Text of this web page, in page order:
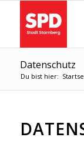
Datenschutz
Du bist hier: